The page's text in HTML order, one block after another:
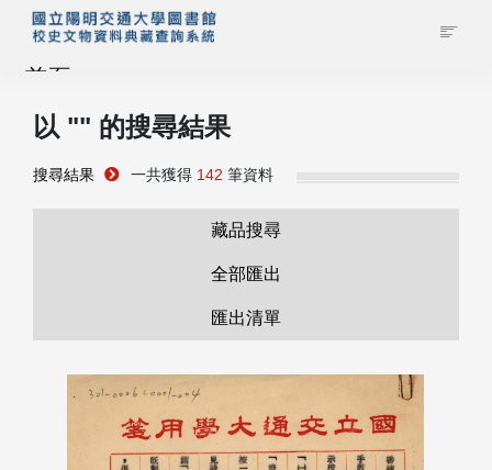
首頁
藏品查詢
管理者登入
以 "" 的搜尋結果
搜尋結果 一共獲得 142 筆資料
藏品搜尋
全部匯出
匯出清單